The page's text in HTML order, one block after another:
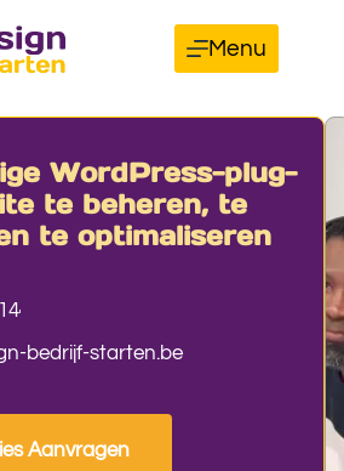
Menu
WordPress-plug-
te beheren, te
te optimaliseren
bedrijf-starten.be
Aanvragen